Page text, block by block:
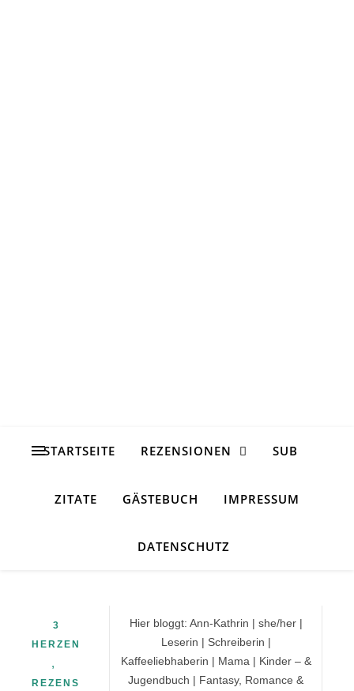
STARTSEITE REZENSIONEN SUB
ZITATE GÄSTEBUCH IMPRESSUM
DATENSCHUTZ
3
HERZEN
,
REZENSION
Hier bloggt: Ann-Kathrin | she/her |
Leserin | Schreiberin |
Kaffeeliebhaberin | Mama | Kinder – &
Jugendbuch | Fantasy, Romance &